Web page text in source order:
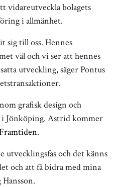
vidareutveckla bolagets
i allmänhet.
sig till oss. Hennes
väl och vi ser att hennes
utveckling, säger Pontus
grafisk design och
Jönköping. Astrid kommer
.
utvecklingsfas och det känns
och att få bidra med mina